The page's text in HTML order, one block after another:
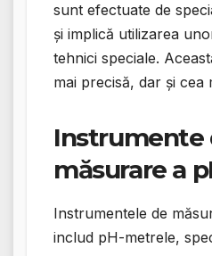
sunt efectuate de
și implică utilizarea
tehnici speciale.
mai precisă, dar și cea
Instrumente
măsurare a
Instrumentele de
includ pH-metrele,